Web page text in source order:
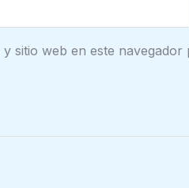
sitio web en este